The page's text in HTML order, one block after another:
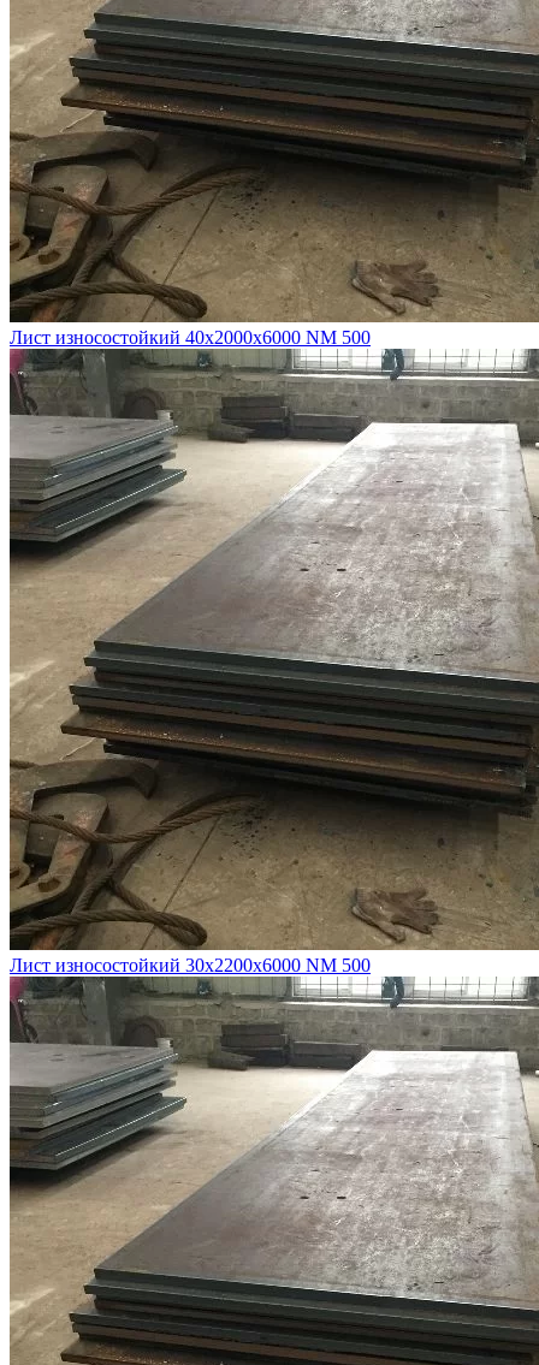
Лист износостойкий 40х2000х6000 NM 500
Лист износостойкий 30х2200х6000 NM 500